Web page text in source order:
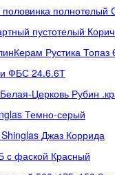
полнотелый
пустотелый
Рустика Топаз
ФБС 24.6.6Т
Церковь Рубин
Темно-серый
Джаз Коррида
с фаской Красный